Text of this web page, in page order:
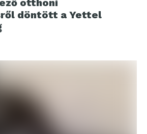
otthoni
döntött a Yettel